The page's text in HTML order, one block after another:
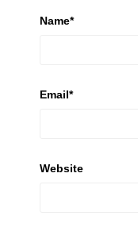
Name*
Email*
Website